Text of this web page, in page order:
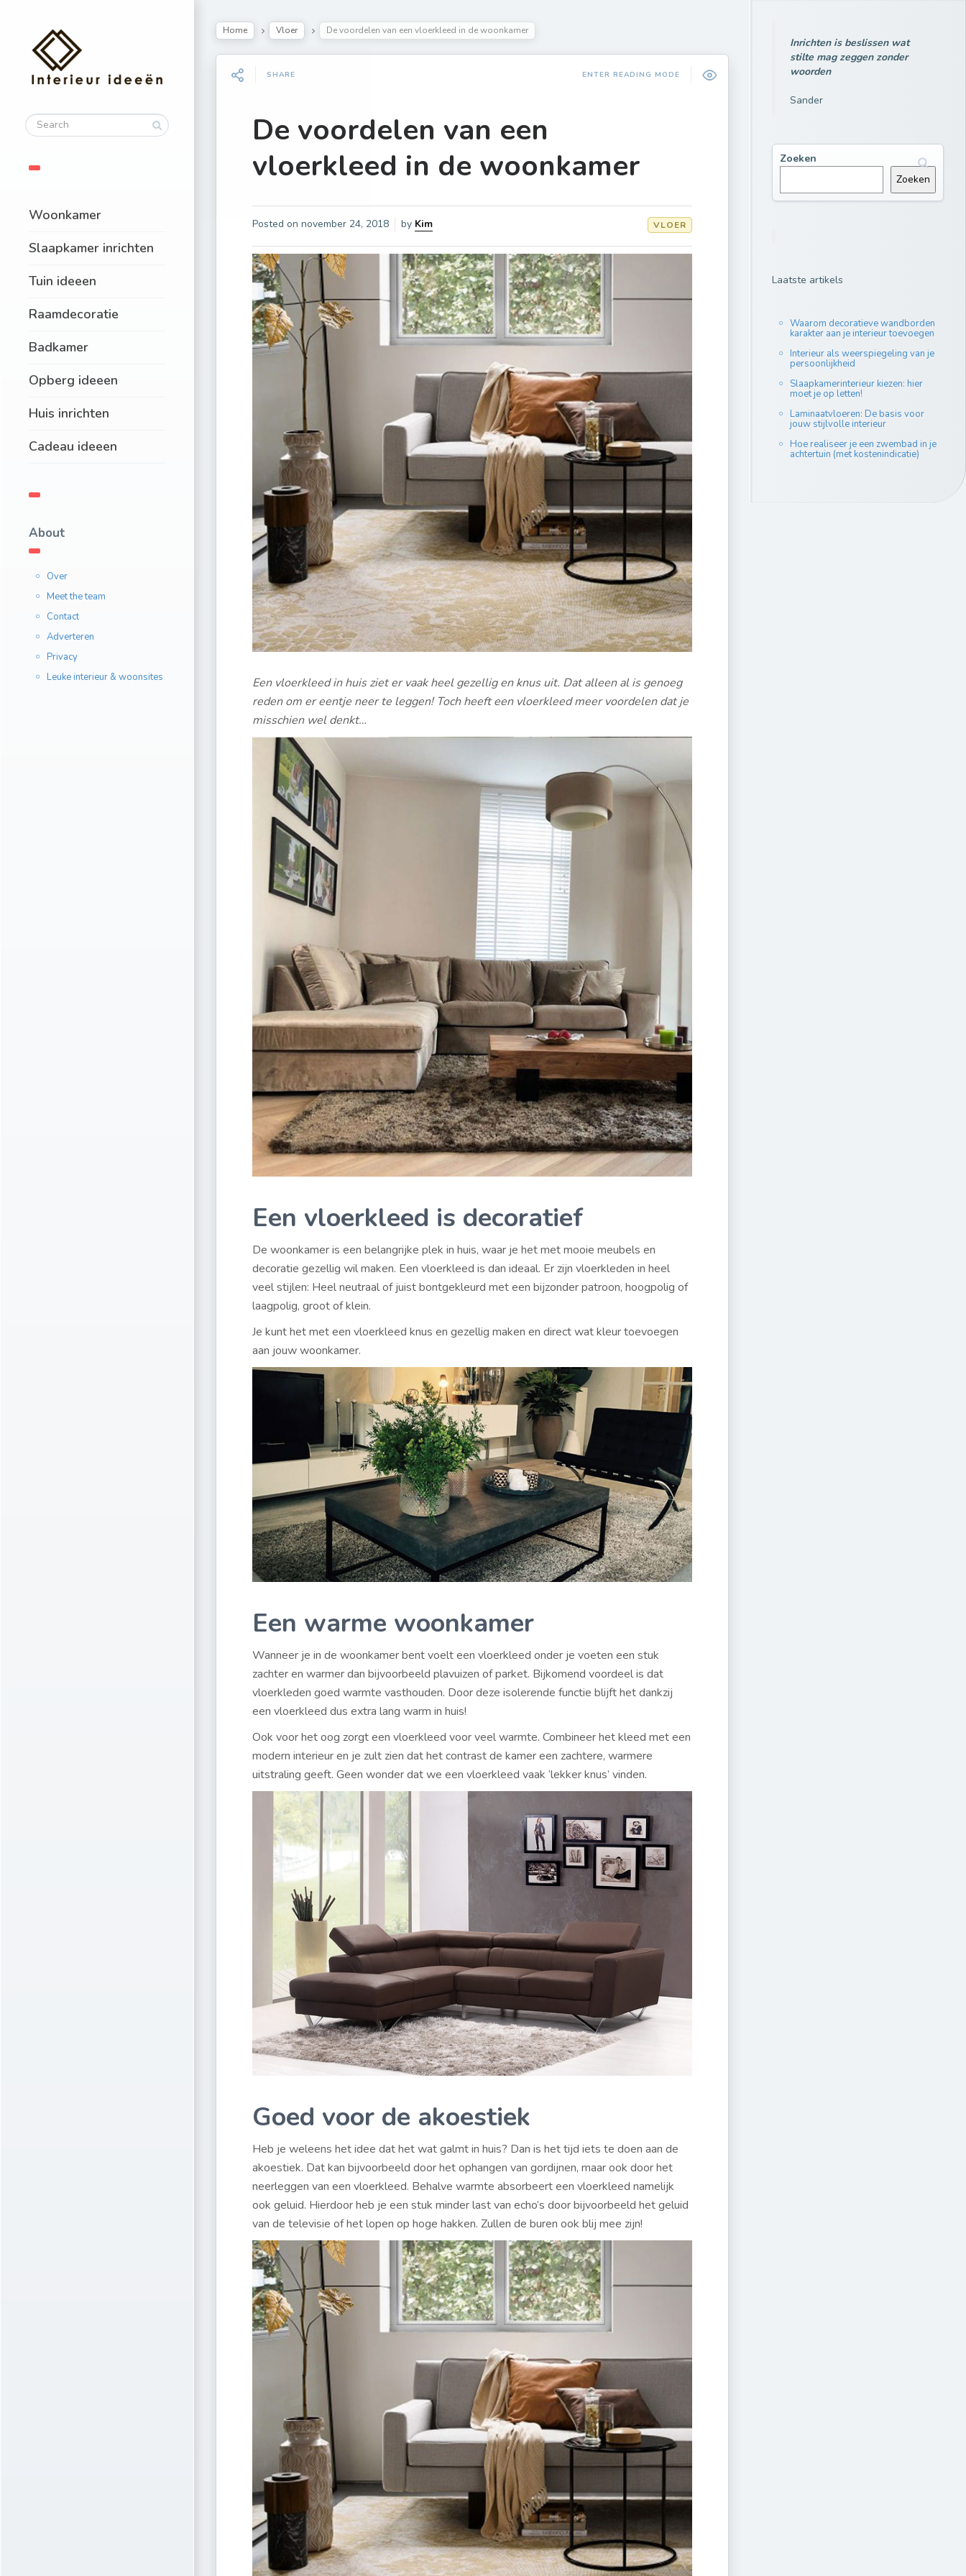
Woonkamer
Slaapkamer inrichten
Tuin ideeen
Raamdecoratie
Badkamer
Opberg ideeen
Huis inrichten
Cadeau ideeen
About
Over
Meet the team
Contact
Adverteren
Privacy
Leuke interieur & woonsites
Home Vloer De voordelen van een vloerkleed in de woonkamer
SHARE ENTER READING MODE
De voordelen van een
vloerkleed in de woonkamer
Posted on november 24, 2018 by Kim VLOER
Een vloerkleed in huis ziet er vaak heel gezellig en knus uit. Dat alleen al is genoeg
reden om er eentje neer te leggen! Toch heeft een vloerkleed meer voordelen dat je
misschien wel denkt…
Een vloerkleed is decoratief
De woonkamer is een belangrijke plek in huis, waar je het met mooie meubels en
decoratie gezellig wil maken. Een vloerkleed is dan ideaal. Er zijn vloerkleden in heel
veel stijlen: Heel neutraal of juist bontgekleurd met een bijzonder patroon, hoogpolig of
laagpolig, groot of klein.
Je kunt het met een vloerkleed knus en gezellig maken en direct wat kleur toevoegen
aan jouw woonkamer.
Een warme woonkamer
Wanneer je in de woonkamer bent voelt een vloerkleed onder je voeten een stuk
zachter en warmer dan bijvoorbeeld plavuizen of parket. Bijkomend voordeel is dat
vloerkleden goed warmte vasthouden. Door deze isolerende functie blijft het dankzij
een vloerkleed dus extra lang warm in huis!
Ook voor het oog zorgt een vloerkleed voor veel warmte. Combineer het kleed met een
modern interieur en je zult zien dat het contrast de kamer een zachtere, warmere
uitstraling geeft. Geen wonder dat we een vloerkleed vaak ‘lekker knus’ vinden.
Goed voor de akoestiek
Heb je weleens het idee dat het wat galmt in huis? Dan is het tijd iets te doen aan de
akoestiek. Dat kan bijvoorbeeld door het ophangen van gordijnen, maar ook door het
neerleggen van een vloerkleed. Behalve warmte absorbeert een vloerkleed namelijk
ook geluid. Hierdoor heb je een stuk minder last van echo’s door bijvoorbeeld het geluid
van de televisie of het lopen op hoge hakken. Zullen de buren ook blij mee zijn!
Inrichten is beslissen wat
stilte mag zeggen zonder
woorden
Sander
Zoeken
Zoeken
Laatste artikels
Waarom decoratieve wandborden
karakter aan je interieur toevoegen
Interieur als weerspiegeling van je
persoonlijkheid
Slaapkamerinterieur kiezen: hier
moet je op letten!
Laminaatvloeren: De basis voor
jouw stijlvolle interieur
Hoe realiseer je een zwembad in je
achtertuin (met kostenindicatie)